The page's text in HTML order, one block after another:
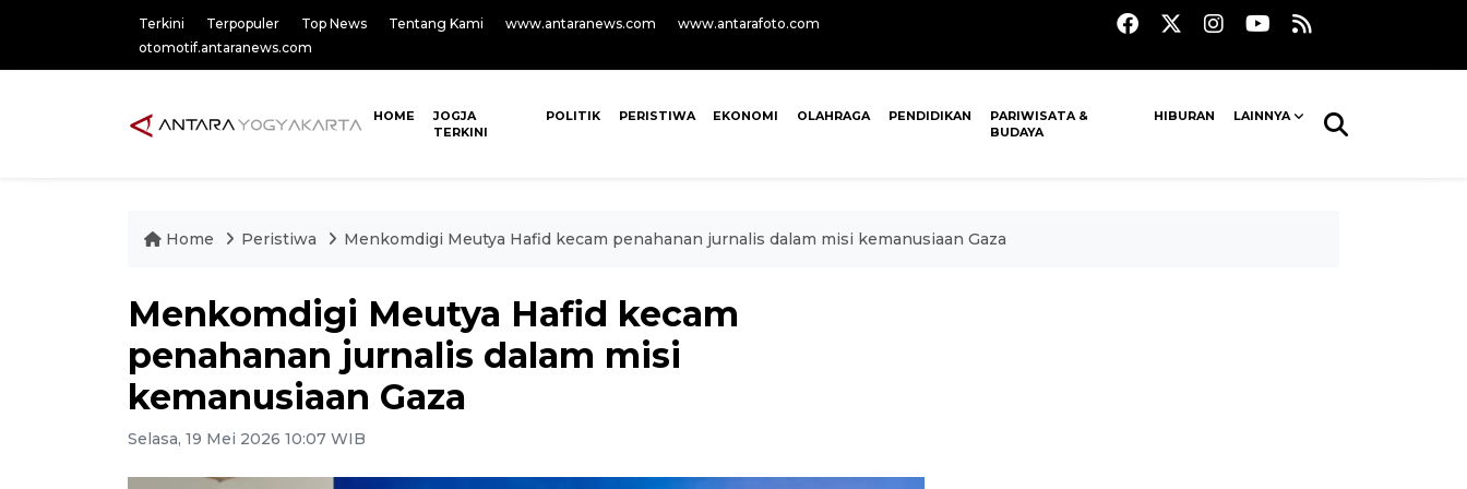
Terkini Terpopuler Top News Tentang Kami www.antaranews.com
www.antarafoto.com
otomotif.antaranews.com
HOME
JOGJA
TERKINI
POLITIK PERISTIWA EKONOMI OLAHRAGA PENDIDIKAN
PARIWISATA &
BUDAYA
HIBURAN LAINNYA
Home Peristiwa Menkomdigi Meutya Hafid kecam penahanan jurnalis dalam misi kemanusiaan Gaza
Menkomdigi Meutya Hafid kecam
penahanan jurnalis dalam misi
kemanusiaan Gaza
Selasa, 19 Mei 2026 10:07 WIB